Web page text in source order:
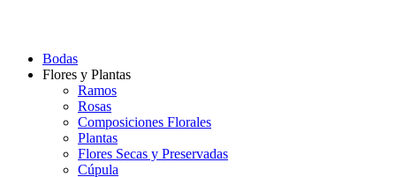
Bodas
Flores y Plantas
Ramos
Rosas
Composiciones Florales
Plantas
Flores Secas y Preservadas
Cúpula